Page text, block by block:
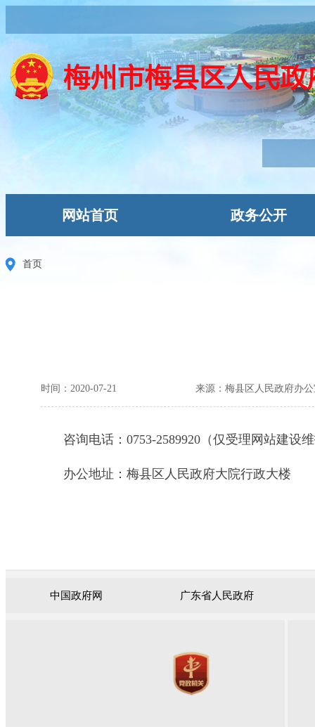
网站首页 政务公开
首页
时间：2020-07-21 来源：梅县区人民政府办
咨询电话：0753-2589920（仅受理网站建设
办公地址：梅县区人民政府大院行政大楼
中国政府网 广东省人民政府